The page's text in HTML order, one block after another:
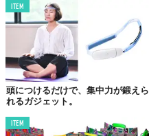
ITEM
頭につけるだけで、集中力が鍛えら
れるガジェット。
ITEM